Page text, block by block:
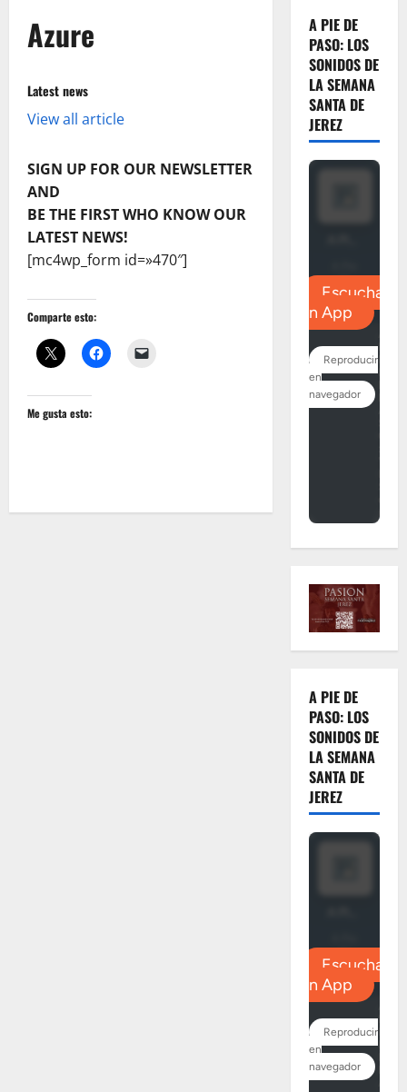
Azure
Latest news
View all article
SIGN UP FOR OUR NEWSLETTER
AND
BE THE FIRST WHO KNOW OUR
LATEST NEWS!
[mc4wp_form id=»470″]
Comparte esto:
Me gusta esto:
A PIE DE
PASO: LOS
SONIDOS DE
LA SEMANA
SANTA DE
JEREZ
A PIE DE
PASO: LOS
SONIDOS DE
LA SEMANA
SANTA DE
JEREZ